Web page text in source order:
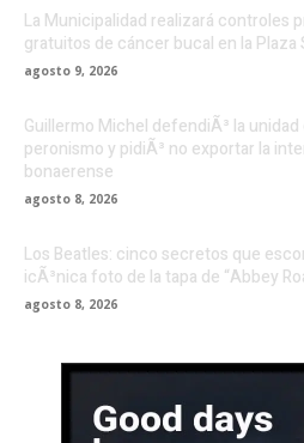
La Municipalidad realizará controles
gratuitos de cáncer bucal en la Plaza
agosto 9, 2026
Guillermo Michel defendiÃ³ la unidad
peronismo y pidiÃ³ no exportar la
bonaerense
agosto 8, 2026
Los Beatles: cinco secretos que
icÃ³nica foto de la tapa de “Abbey
agosto 8, 2026